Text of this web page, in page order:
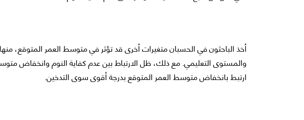
أخذ الباحثون في الحسبان متغيرات أخرى قد تؤثر في متوسط العمر المتوقع، منها
والمستوى التعليمي. مع ذلك، ظل الارتباط بين عدم كفاية النوم وانخفاض
ارتبط بانخفاض متوسط العمر المتوقع بدرجة أقوى سوى التدخين.